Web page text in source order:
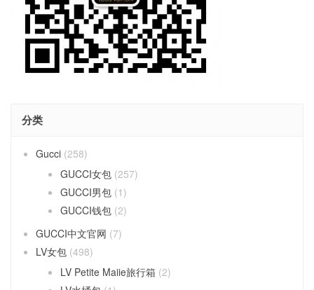
分类
Gucci (258)
GUCCI女包 (257)
GUCCI男包 (1)
GUCCI钱包 (2)
GUCCI中文官网 (7)
LV女包 (498)
LV Petite Maiie旅行箱 (2)